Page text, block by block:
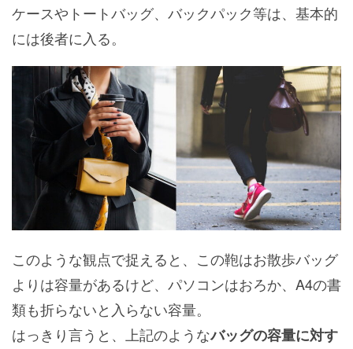
ケースやトートバッグ、バックパック等は、基本的
には後者に入る。
このような観点で捉えると、この鞄はお散歩バッグ
よりは容量があるけど、パソコンはおろか、A4の書
類も折らないと入らない容量。
はっきり言うと、上記のようなバッグの容量に対す